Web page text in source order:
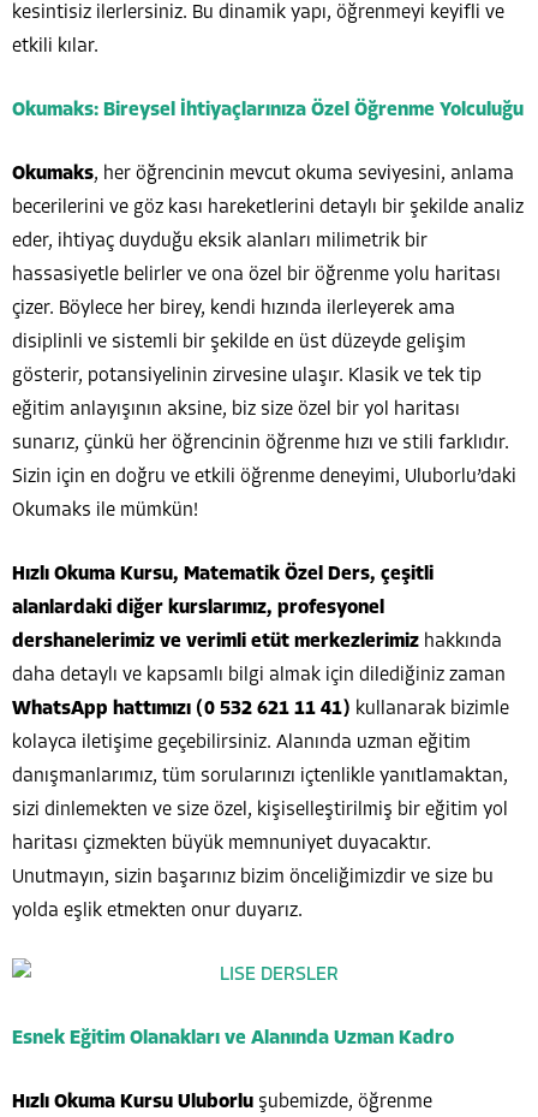
kesintisiz ilerlersiniz. Bu dinamik yapı, öğrenmeyi keyifli ve
etkili kılar.
Okumaks: Bireysel İhtiyaçlarınıza Özel Öğrenme Yolculuğu
Okumaks, her öğrencinin mevcut okuma seviyesini, anlama
becerilerini ve göz kası hareketlerini detaylı bir şekilde analiz
eder, ihtiyaç duyduğu eksik alanları milimetrik bir
hassasiyetle belirler ve ona özel bir öğrenme yolu haritası
çizer. Böylece her birey, kendi hızında ilerleyerek ama
disiplinli ve sistemli bir şekilde en üst düzeyde gelişim
gösterir, potansiyelinin zirvesine ulaşır. Klasik ve tek tip
eğitim anlayışının aksine, biz size özel bir yol haritası
sunarız, çünkü her öğrencinin öğrenme hızı ve stili farklıdır.
Sizin için en doğru ve etkili öğrenme deneyimi, Uluborlu’daki
Okumaks ile mümkün!
Hızlı Okuma Kursu, Matematik Özel Ders, çeşitli
alanlardaki diğer kurslarımız, profesyonel
dershanelerimiz ve verimli etüt merkezlerimiz hakkında
daha detaylı ve kapsamlı bilgi almak için dilediğiniz zaman
WhatsApp hattımızı (0 532 621 11 41) kullanarak bizimle
kolayca iletişime geçebilirsiniz. Alanında uzman eğitim
danışmanlarımız, tüm sorularınızı içtenlikle yanıtlamaktan,
sizi dinlemekten ve size özel, kişiselleştirilmiş bir eğitim yol
haritası çizmekten büyük memnuniyet duyacaktır.
Unutmayın, sizin başarınız bizim önceliğimizdir ve size bu
yolda eşlik etmekten onur duyarız.
Esnek Eğitim Olanakları ve Alanında Uzman Kadro
Hızlı Okuma Kursu Uluborlu şubemizde, öğrenme